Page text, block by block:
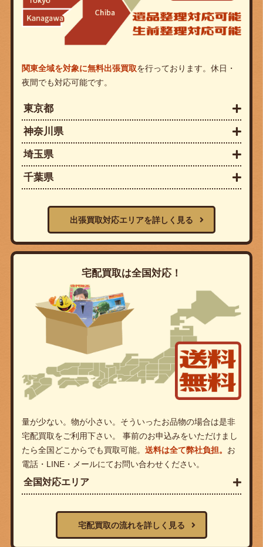
関東全域を対象に無料出張買取を行っております。休日・
夜間でも対応可能です。
東京都
神奈川県
埼玉県
千葉県
出張買取対応エリアを詳しく見る
宅配買取は全国対応！
量が少ない。物が小さい。そういったお品物の場合は是非
宅配買取をご利用下さい。 事前のお申込みをいただけまし
たら全国どこからでも買取可能。 送料は全て弊社負担。 お
電話・LINE・メールにてお問い合わせください。
全国対応エリア
宅配買取の流れを詳しく見る